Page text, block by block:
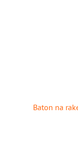
Baton na